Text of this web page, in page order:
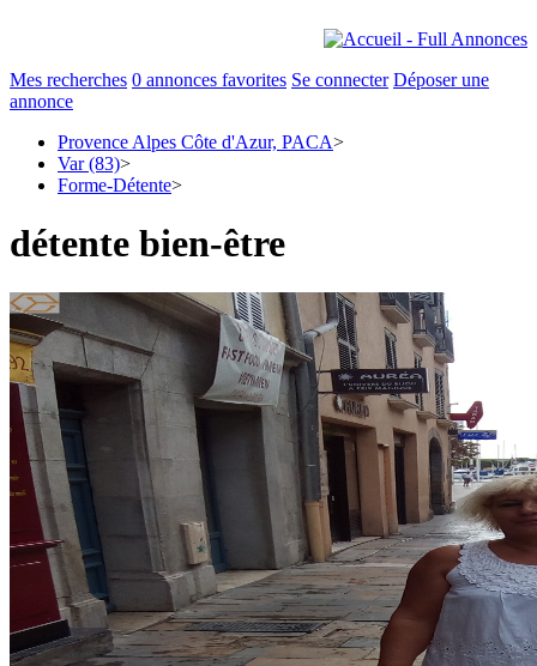
Mes recherches 0 annonces favorites Se connecter Déposer une
annonce
Provence Alpes Côte d'Azur, PACA>
Var (83)>
Forme-Détente>
détente bien-être